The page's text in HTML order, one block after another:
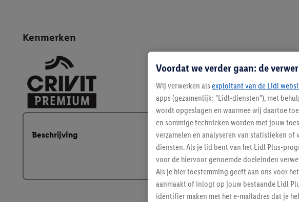
Kenmerken
Beschrijving
Voordat we verder gaan: de
Wij verwerken als exploitant van de Lidl
apps (gezamenlijk: "Lidl-diensten"), met
wordt opgeslagen en waarmee wij daartoe
en sommige technieken worden met jouw
verzamelen en analyseren van statistieken
diensten. Als je lid bent van het Lidl Plus-
voor de hiervoor genoemde doeleinden
Als je hier toestemming geeft aan ons voor
aanmaakt of inlogt op jouw bestaande Lidl
identifier maken met het e-mailadres dat je